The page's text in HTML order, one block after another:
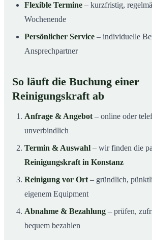
Flexible Termine – kurzfristig,
Wochenende
Persönlicher Service – individuelle
Ansprechpartner
So läuft die Buchung einer
Reinigungskraft ab
Anfrage & Angebot – online oder
unverbindlich
Termin & Auswahl – wir finden die
Reinigungskraft in Konstanz
Reinigung vor Ort – gründlich,
eigenem Equipment
Abnahme & Bezahlung – prüfen,
bequem bezahlen